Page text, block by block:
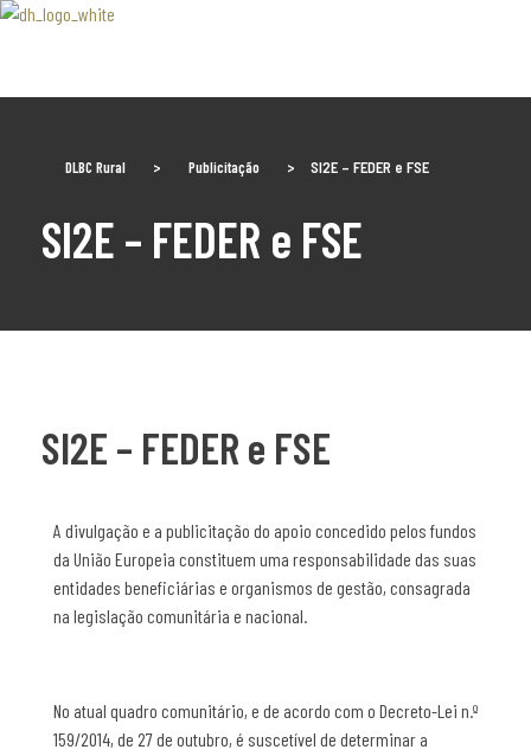
DLBC Rural > Publicitação > SI2E – FEDER e FSE
SI2E – FEDER e FSE
SI2E – FEDER e FSE
A divulgação e a publicitação do apoio concedido pelos fundos
da União Europeia constituem uma responsabilidade das suas
entidades beneficiárias e organismos de gestão, consagrada
na legislação comunitária e nacional.
No atual quadro comunitário, e de acordo com o Decreto-Lei n.º
159/2014, de 27 de outubro, é suscetível de determinar a